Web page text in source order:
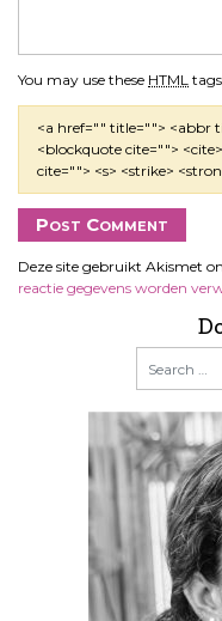
You may use these HTML
<a href="" title=""> <abbr
<blockquote cite="">
cite=""> <s> <strike>
Deze site gebruikt Akismet
reactie gegevens worden